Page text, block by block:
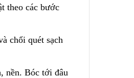
theo các bước
chổi quét sạch
nền. Bóc tới đâu